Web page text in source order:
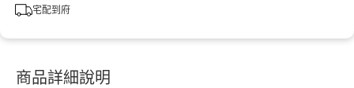
宅配到府
商品詳細說明